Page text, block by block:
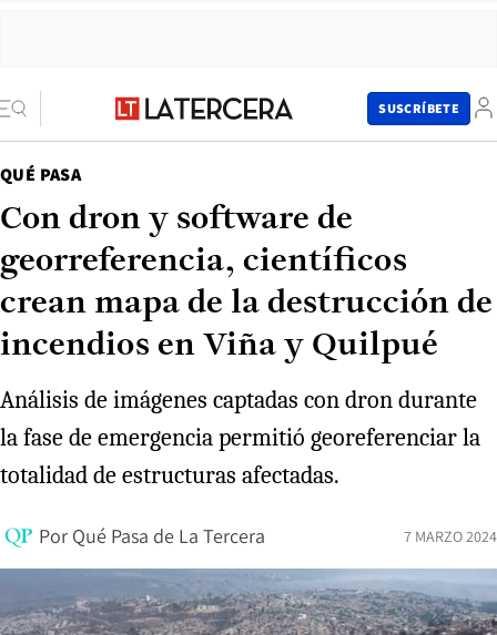
SUSCRÍBETE
QUÉ PASA
Con dron y software de
georreferencia, científicos
crean mapa de la destrucción de
incendios en Viña y Quilpué
Análisis de imágenes captadas con dron durante
la fase de emergencia permitió georeferenciar la
totalidad de estructuras afectadas.
Por Qué Pasa de La Tercera 7 MARZO 2024